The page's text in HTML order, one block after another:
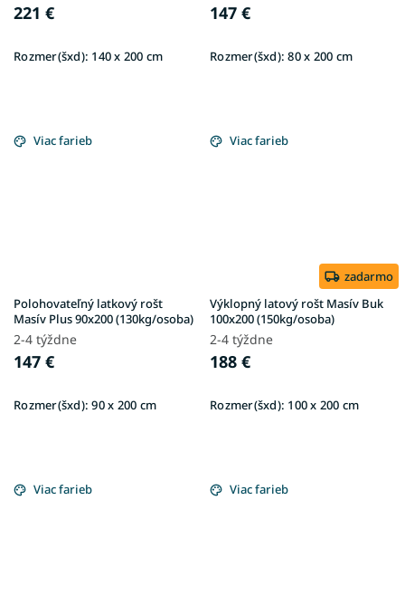
221 €
Rozmer(šxd): 140 x 200 cm
147 €
Rozmer(šxd):80 x 200 cm
Viac farieb
Polohovateľný latkový rošt
Masív Plus 90x200 (130kg/osoba)
2-4 týždne
147 €
Rozmer(šxd):90 x 200 cm
Viac farieb
zadarmo
Výklopný latový rošt Masív Buk
100x200 (150kg/osoba)
2-4 týždne
188 €
Rozmer(šxd): 100 x 200 cm
Viac farieb Viac farieb